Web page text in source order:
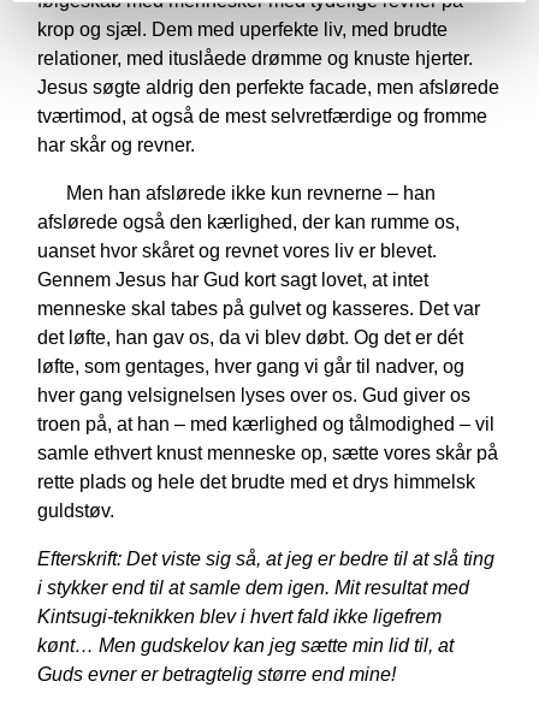
krop og sjæl. Dem med uperfekte liv, med brudte
relationer, med ituslåede drømme og knuste hjerter.
Jesus søgte aldrig den perfekte facade, men afslørede
tværtimod, at også de mest selvretfærdige og fromme
har skår og revner.
Men han afslørede ikke kun revnerne – han
afslørede også den kærlighed, der kan rumme os,
uanset hvor skåret og revnet vores liv er blevet.
Gennem Jesus har Gud kort sagt lovet, at intet
menneske skal tabes på gulvet og kasseres. Det var
det løfte, han gav os, da vi blev døbt. Og det er dét
løfte, som gentages, hver gang vi går til nadver, og
hver gang velsignelsen lyses over os. Gud giver os
troen på, at han – med kærlighed og tålmodighed – vil
samle ethvert knust menneske op, sætte vores skår på
rette plads og hele det brudte med et drys himmelsk
guldstøv.
Efterskrift: Det viste sig så, at jeg er bedre til at slå ting
i stykker end til at samle dem igen. Mit resultat med
Kintsugi-teknikken blev i hvert fald ikke ligefrem
kønt… Men gudskelov kan jeg sætte min lid til, at
Guds evner er betragtelig større end mine!